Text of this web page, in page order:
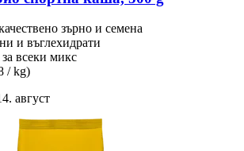
зърно и семена
и въглехидрати
всеки микс
/ kg)
август